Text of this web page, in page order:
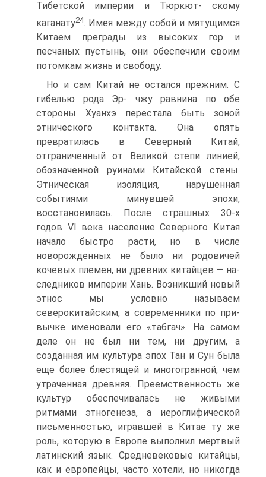
Тибетской империи и Тюркют- скому
каганату24. Имея между собой и мятущимся
Китаем преграды из высоких гор и
песчаных пустынь, они обеспечи­ли своим
потомкам жизнь и свободу.
Но и сам Китай не остался прежним. C
гибелью рода Эр- чжу равнина по обе
стороны Хуанхэ перестала быть зоной
этнического контакта. Она опять
превратилась в Северный Китай,
отграниченный от Великой степи линией,
обозна­ченной руинами Китайской стены.
Этническая изоляция, нарушенная
событиями минувшей эпохи,
восстановилась. После страшных 30-х
годов VI века население Северного Ки­тая
начало быстро расти, но в числе
новорожденных не было ни родовичей
кочевых племен, ни древних китайцев — на­
следников империи Хань. Возникший новый
этнос мы ус­ловно называем
северокитайским, а современники по при­
вычке именовали его «табгач». На самом
деле он не был ни тем, ни другим, а
созданная им культура эпох Тан и Сун была
еще более блестящей и многогранной, чем
утраченная древняя. Преемственность же
культур обеспечивалась не жи­выми
ритмами этногенеза, а иероглифической
письменностью, игравшей в Китае ту же
роль, которую в Европе выполнил мертвый
латинский язык. Средневековые китайцы,
как и европейцы, часто хотели, но никогда